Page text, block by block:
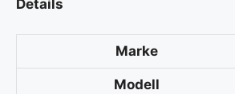
Details
Marke
Modell